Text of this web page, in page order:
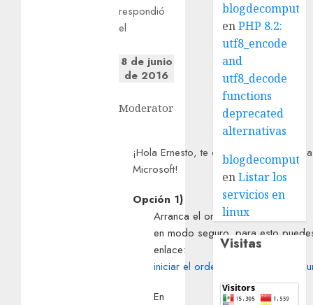
respondió
el
8 de junio
de 2016
Moderator
¡Hola Ernesto, te doy la bienvenida a
Microsoft!
Opción 1)
Arranca el ordenador
en modo seguro, para esto
enlace:
iniciar el ordenador en modo
En
enPHP 8.2:
utf8_encode
and
utf8_decode
functions
deprecated
alternativas
enListar los
servicios en
linux
Visitas